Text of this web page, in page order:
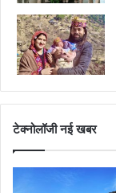
टेक्नोलॉजी नई खबर